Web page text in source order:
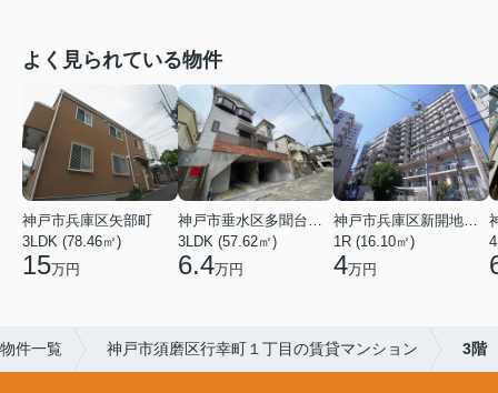
よく見られている物件
神戸市兵庫区矢部町
3LDK (78.46㎡)
15万円
神戸市垂水区多聞台２丁目
3LDK (57.62㎡)
6.4万円
神戸市兵庫区新開地１丁目
1R (16.10㎡)
4万円
件一覧 神戸市須磨区行幸町１丁目の賃貸マンション 3階